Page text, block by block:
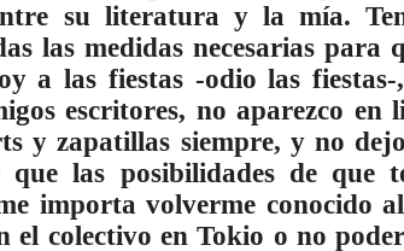
su literatura y la mía.
las medidas necesarias para
a las fiestas -odio las
escritores, no aparezco
y zapatillas siempre, y no
que las posibilidades de que
importa volverme conocido
el colectivo en Tokio o no